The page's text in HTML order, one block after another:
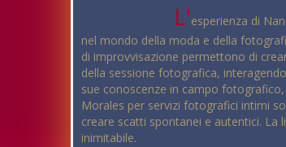
L'esperienza di
nel mondo della moda e della
di improvvisazione permettono di
della sessione fotografica,
sue conoscenze in campo fotografico,
Morales per servizi fotografici intimi
creare scatti spontanei e autentici.
inimitabile.